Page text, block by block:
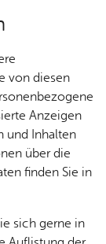
von diesen
Anzeigen
und Inhalten
über die
finden Sie in
sich gerne in